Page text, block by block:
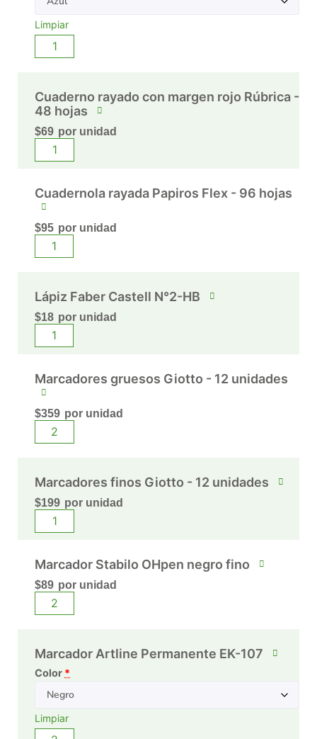
Limpiar
Cuaderno rayado con margen rojo Rúbrica -
48 hojas
$69 por unidad
Cuadernola rayada Papiros Flex - 96 hojas
$95 por unidad
Lápiz Faber Castell N°2-HB
$18 por unidad
Marcadores gruesos Giotto - 12 unidades
$359 por unidad
Marcadores finos Giotto - 12 unidades
$199 por unidad
Marcador Stabilo OHpen negro fino
$89 por unidad
Marcador Artline Permanente EK-107
Color *
Limpiar